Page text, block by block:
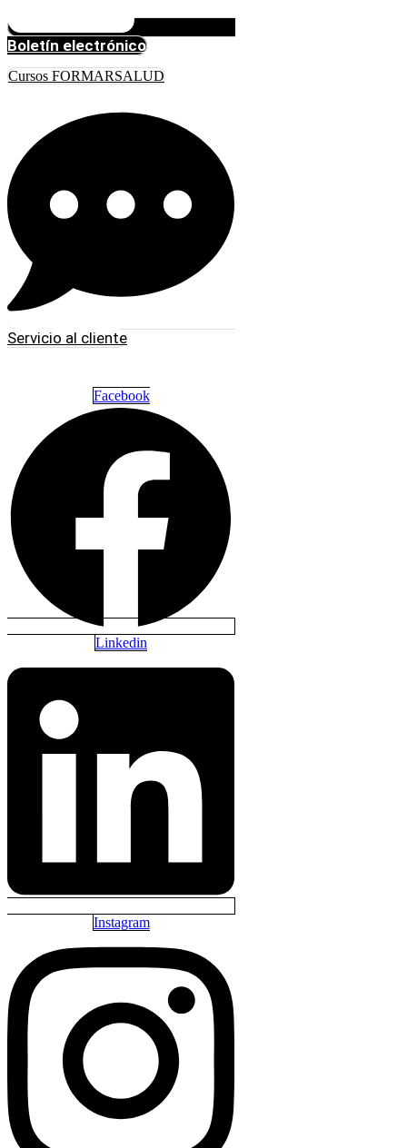
Boletín electrónico
Cursos FORMARSALUD
Servicio al cliente
Facebook
Linkedin
Instagram